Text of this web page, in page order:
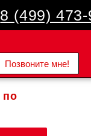
8 (499) 473-
Позвоните мне!
по